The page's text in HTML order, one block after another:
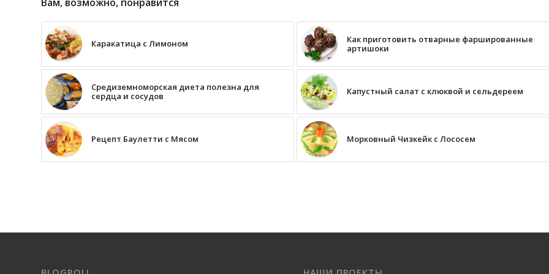
Каракатица с Лимоном
Как приготовить отварные фаршированные
артишоки
Средиземноморская диета полезна для
сердца и сосудов
Капустный салат с клюквой и сельдереем
Рецепт Баулетти с Мясом Морковный Чизкейк с Лососем